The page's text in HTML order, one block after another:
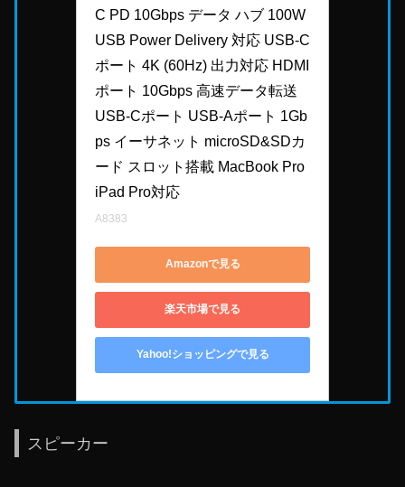
C PD 10Gbps データ ハブ 100W
USB Power Delivery 対応 USB-C
ポート 4K (60Hz) 出力対応 HDMI
ポート 10Gbps 高速データ転送
USB-Cポート USB-Aポート 1Gb
ps イーサネット microSD&SDカ
ード スロット搭載 MacBook Pro
iPad Pro対応
A8383
Amazonで見る
楽天市場で見る
Yahoo!ショッピングで見る
スピーカー